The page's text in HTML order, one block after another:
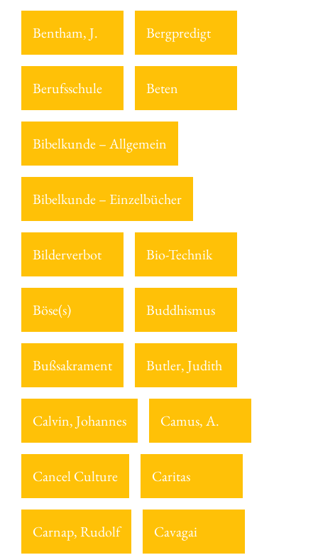
Bentham, J. Bergpredigt
Berufsschule Beten
Bibelkunde – Allgemein
Bibelkunde – Einzelbücher
Bilderverbot Bio-Technik
Böse(s) Buddhismus
Bußsakrament Butler, Judith
Calvin, Johannes Camus, A.
Cancel Culture Caritas
Carnap, Rudolf Cavagai